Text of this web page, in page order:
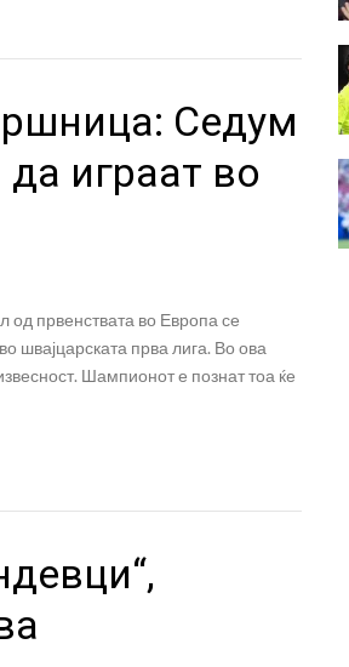
Седум
играат во
од првенствата во Европа се
швајцарската прва лига. Во ова
Шампионот е познат тоа ќе